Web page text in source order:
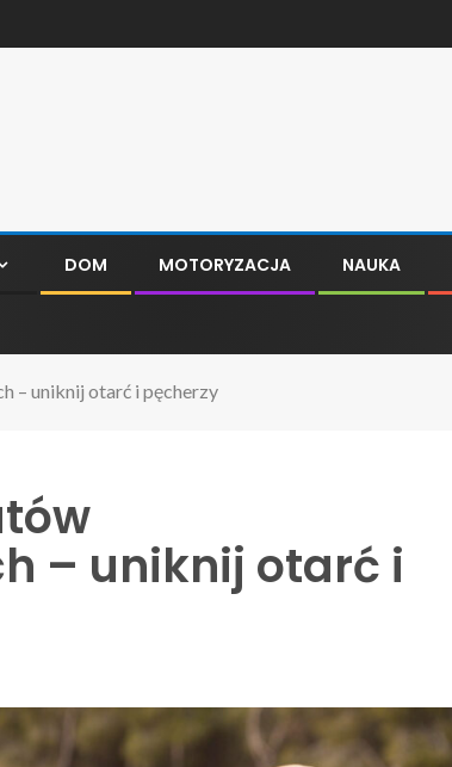
DOM MOTORYZACJA NAUKA
– uniknij otarć i pęcherzy
– uniknij otarć i